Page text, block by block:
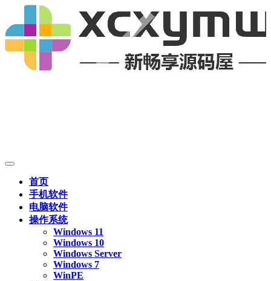
首页
手机软件
电脑软件
操作系统
Windows 11
Windows 10
Windows Server
Windows 7
WinPE